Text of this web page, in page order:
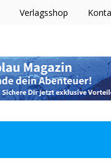
Verlagsshop